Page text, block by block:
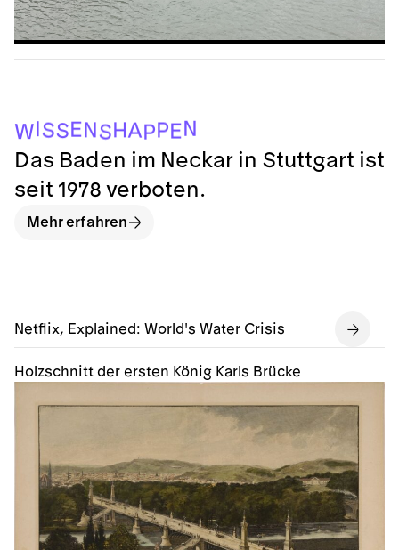
Netflix, Explained: World's Water Crisis
Holzschnitt der ersten König Karls Brücke
WISSENSHAPPEN
Das Baden im Neckar in Stuttgart ist
seit 1978 verboten.
Mehr erfahren